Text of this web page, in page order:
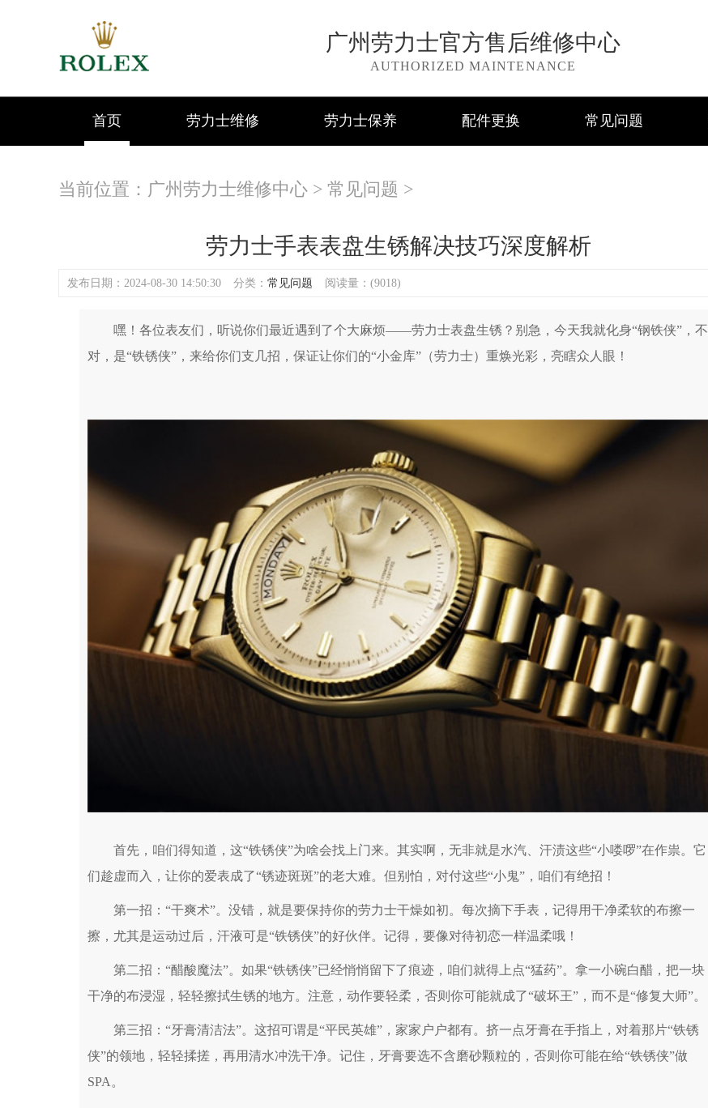
广州劳力士官方售后维修中心
AUTHORIZED MAINTENANCE
首页 劳力士维修 劳力士保养 配件更换 常见问题
当前位置： 广州劳力士维修中心 > 常见问题 >
劳力士手表表盘生锈解决技巧深度解析
发布日期：2024-08-30 14:50:30 分类： 常见问题 阅读量：(9018)
嘿！各位表友们，听说你们最近遇到了个大麻烦——劳力士表盘生锈？别急，今天我就化身“钢铁侠”，不
对，是“铁锈侠”，来给你们支几招，保证让你们的“小金库”（劳力士）重焕光彩，亮瞎众人眼！
首先，咱们得知道，这“铁锈侠”为啥会找上门来。其实啊，无非就是水汽、汗渍这些“小喽啰”在作祟。它
们趁虚而入，让你的爱表成了“锈迹斑斑”的老大难。但别怕，对付这些“小鬼”，咱们有绝招！
第一招：“干爽术”。没错，就是要保持你的劳力士干燥如初。每次摘下手表，记得用干净柔软的布擦一
擦，尤其是运动过后，汗液可是“铁锈侠”的好伙伴。记得，要像对待初恋一样温柔哦！
第二招：“醋酸魔法”。如果“铁锈侠”已经悄悄留下了痕迹，咱们就得上点“猛药”。拿一小碗白醋，把一块
干净的布浸湿，轻轻擦拭生锈的地方。注意，动作要轻柔，否则你可能就成了“破坏王”，而不是“修复大师”。
第三招：“牙膏清洁法”。这招可谓是“平民英雄”，家家户户都有。挤一点牙膏在手指上，对着那片“铁锈
侠”的领地，轻轻揉搓，再用清水冲洗干净。记住，牙膏要选不含磨砂颗粒的，否则你可能在给“铁锈侠”做
SPA。